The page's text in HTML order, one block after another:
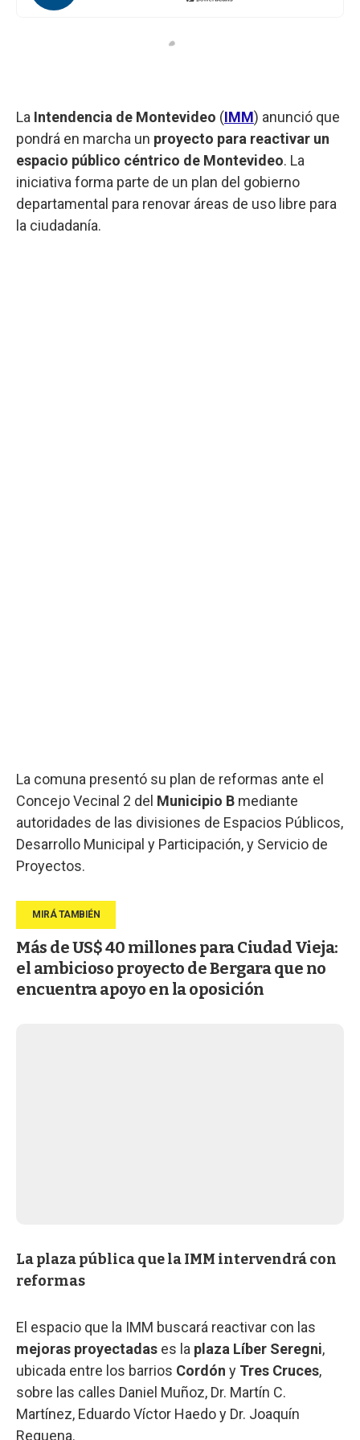
La Intendencia de Montevideo (IMM) anunció que
pondrá en marcha un proyecto para reactivar un
espacio público céntrico de Montevideo. La
iniciativa forma parte de un plan del gobierno
departamental para renovar áreas de uso libre para
la ciudadanía.
La comuna presentó su plan de reformas ante el
Concejo Vecinal 2 del Municipio B mediante
autoridades de las divisiones de Espacios Públicos,
Desarrollo Municipal y Participación, y Servicio de
Proyectos.
Más de US$ 40 millones para Ciudad Vieja:
el ambicioso proyecto de Bergara que no
encuentra apoyo en la oposición
La plaza pública que la IMM intervendrá con
reformas
El espacio que la IMM buscará reactivar con las
mejoras proyectadas es la plaza Líber Seregni,
ubicada entre los barrios Cordón y Tres Cruces,
sobre las calles Daniel Muñoz, Dr. Martín C.
Martínez, Eduardo Víctor Haedo y Dr. Joaquín
Requena.